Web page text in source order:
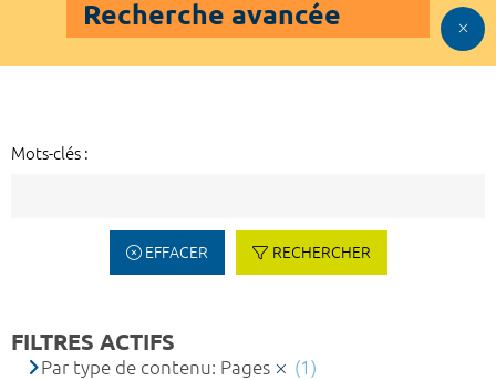
Recherche avancée
Mots-clés :
EFFACER RECHERCHER
FILTRES ACTIFS
Par type de contenu: Pages
(1)